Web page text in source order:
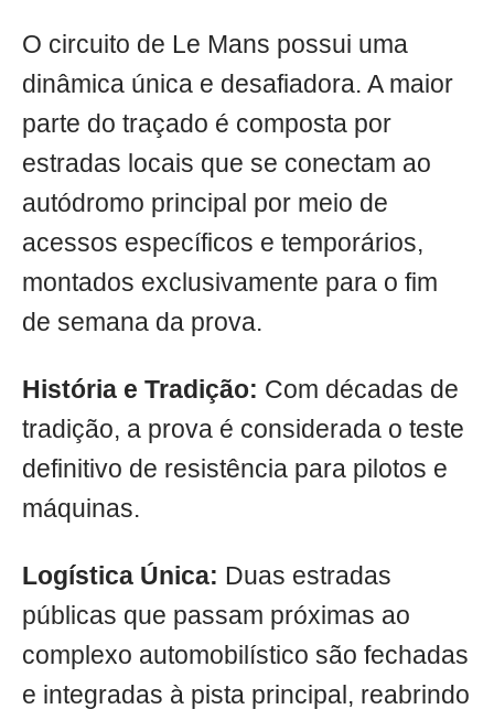
O circuito de Le Mans possui uma
dinâmica única e desafiadora. A maior
parte do traçado é composta por
estradas locais que se conectam ao
autódromo principal por meio de
acessos específicos e temporários,
montados exclusivamente para o fim
de semana da prova.
História e Tradição: Com décadas de
tradição, a prova é considerada o teste
definitivo de resistência para pilotos e
máquinas.
Logística Única: Duas estradas
públicas que passam próximas ao
complexo automobilístico são fechadas
e integradas à pista principal, reabrindo